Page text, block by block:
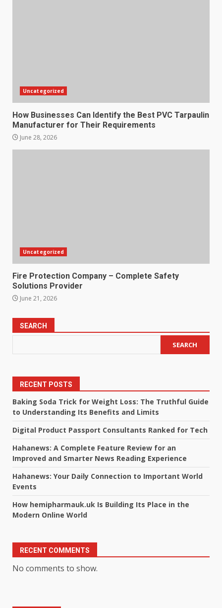
Uncategorized
How Businesses Can Identify the Best PVC Tarpaulin
Manufacturer for Their Requirements
June 28, 2026
Uncategorized
Fire Protection Company – Complete Safety
Solutions Provider
June 21, 2026
SEARCH
SEARCH
RECENT POSTS
Baking Soda Trick for Weight Loss: The Truthful Guide
to Understanding Its Benefits and Limits
Digital Product Passport Consultants Ranked for Tech
Hahanews: A Complete Feature Review for an
Improved and Smarter News Reading Experience
Hahanews: Your Daily Connection to Important World
Events
How hemipharmauk.uk Is Building Its Place in the
Modern Online World
RECENT COMMENTS
No comments to show.